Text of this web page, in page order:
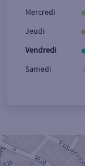
Mercredi
Jeudi
Vendredi
Samedi